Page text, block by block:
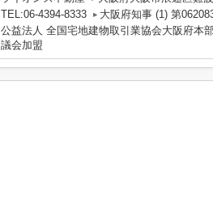
TEL:06-4394-8333
大阪府知事 (1) 第
公益法人 全国宅地建物取引業協会大阪府本
議会加盟